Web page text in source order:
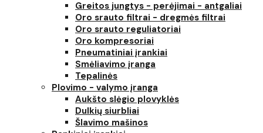
Greitos jungtys - perėjimai - antgaliai
Oro srauto filtrai - dregmės filtrai
Oro srauto reguliatoriai
Oro kompresoriai
Pneumatiniai įrankiai
Smėliavimo įranga
Tepalinės
Plovimo - valymo įranga
Aukšto slėgio plovyklės
Dulkių siurbliai
Šlavimo mašinos